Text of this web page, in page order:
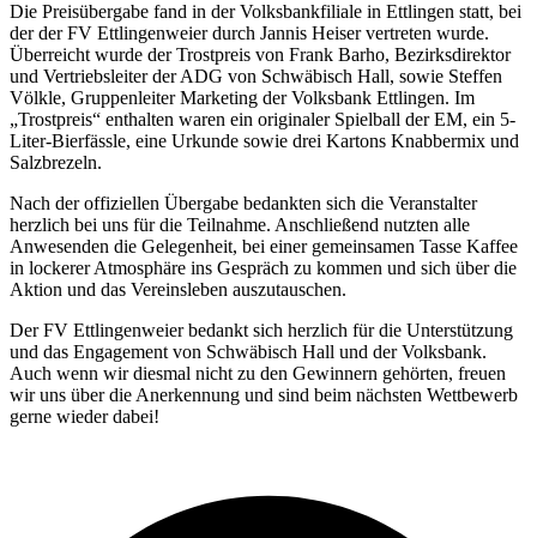
Die Preisübergabe fand in der Volksbankfiliale in Ettlingen statt, bei
der der FV Ettlingenweier durch Jannis Heiser vertreten wurde.
Überreicht wurde der Trostpreis von Frank Barho, Bezirksdirektor
und Vertriebsleiter der ADG von Schwäbisch Hall, sowie Steffen
Völkle, Gruppenleiter Marketing der Volksbank Ettlingen. Im
„Trostpreis“ enthalten waren ein originaler Spielball der EM, ein 5-
Liter-Bierfässle, eine Urkunde sowie drei Kartons Knabbermix und
Salzbrezeln.
Nach der offiziellen Übergabe bedankten sich die Veranstalter
herzlich bei uns für die Teilnahme. Anschließend nutzten alle
Anwesenden die Gelegenheit, bei einer gemeinsamen Tasse Kaffee
in lockerer Atmosphäre ins Gespräch zu kommen und sich über die
Aktion und das Vereinsleben auszutauschen.
Der FV Ettlingenweier bedankt sich herzlich für die Unterstützung
und das Engagement von Schwäbisch Hall und der Volksbank.
Auch wenn wir diesmal nicht zu den Gewinnern gehörten, freuen
wir uns über die Anerkennung und sind beim nächsten Wettbewerb
gerne wieder dabei!